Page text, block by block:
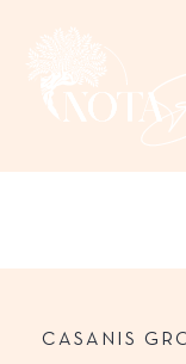
CASANIS